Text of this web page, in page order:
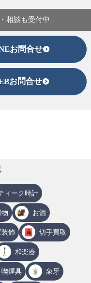
相談も受付中
お問合せ
お問合せ
ィーク時計
お酒
装飾 切手買取
和楽器
喫煙具 象牙